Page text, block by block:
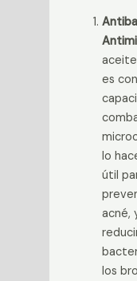
es
lo
útil
acné,
los